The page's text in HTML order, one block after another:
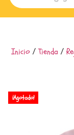
Inicio /Tienda /
¡Agotado!